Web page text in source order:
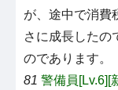
が、途中で消費
さに成長したの
のであります。
81 警備員[Lv.6][